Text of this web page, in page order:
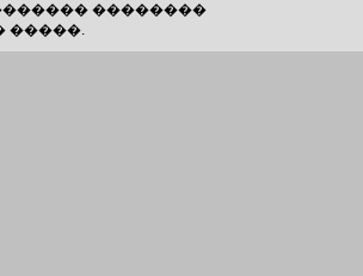
��������
�����.